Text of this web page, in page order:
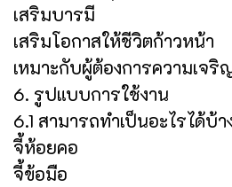
เสริมบารมี
เสริมโอกาสให้ชีวิตก้าวหน้า
เหมาะกับผู้ต้องการความเจ
6. รูปแบบการใช้งาน
6.1 สามารถทำเป็นอะไรได้บ้า
จี้ห้อยคอ
จี้ข้อมือ